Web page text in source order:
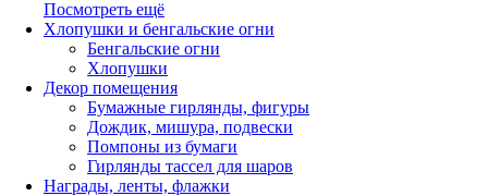
Посмотреть ещё
Хлопушки и бенгальские огни
Бенгальские огни
Хлопушки
Декор помещения
Бумажные гирлянды, фигуры
Дождик, мишура, подвески
Помпоны из бумаги
Гирлянды тассел для шаров
Награды, ленты, флажки